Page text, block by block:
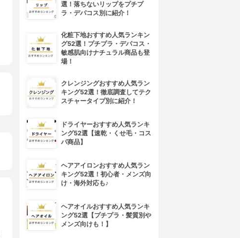
選！落ちないリップをプチプ
ラ・デパコス別に紹介！
化粧下地おすすめ人気ランキン
グ52選！プチプラ・デパコス・
敏感肌向けナチュラル商品も登
場！
クレンジングおすすめ人気ラン
キング52選！徹底調査してテク
スチャータイプ別に紹介！
ドライヤーおすすめ人気ランキ
ング52選【速乾・くせ毛・コス
パ商品】
ヘアアイロンおすすめ人気ラン
キング52選！初心者・メンズ向
け・海外対応も♪
ヘアオイルおすすめ人気ランキ
ング52選【プチプラ・髪質別や
メンズ向けも！】